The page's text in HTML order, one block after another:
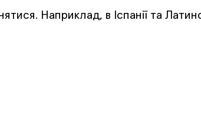
Наприклад, в Іспанії та